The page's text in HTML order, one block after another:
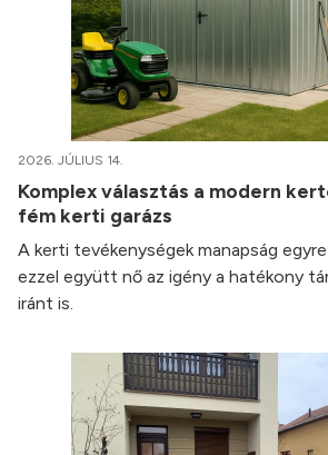
2026. JÚLIUS 14.
Komplex választás a modern
fém kerti garázs
A kerti tevékenységek manapság
ezzel együtt nő az igény a hatékony
iránt is.